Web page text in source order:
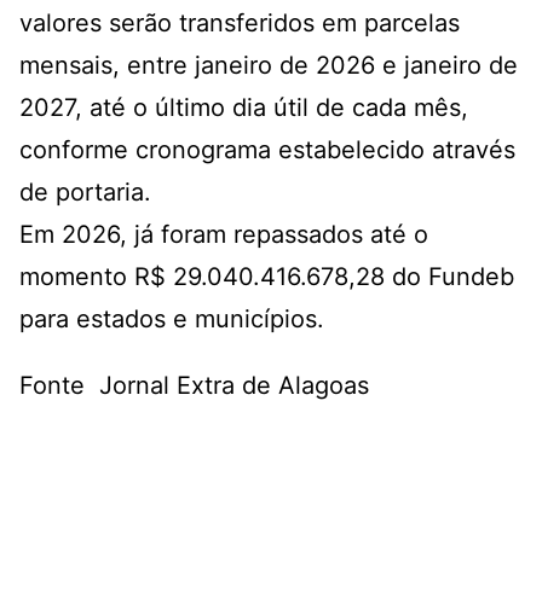
valores serão transferidos em parcelas
mensais, entre janeiro de 2026 e janeiro de
2027, até o último dia útil de cada mês,
conforme cronograma estabelecido através
de portaria.
Em 2026, já foram repassados até o
momento R$ 29.040.416.678,28 do Fundeb
para estados e municípios.
Fonte Jornal Extra de Alagoas